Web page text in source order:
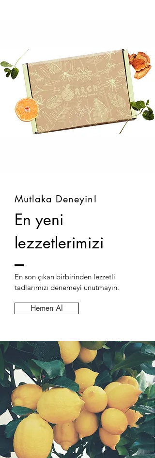
Mutlaka Deneyin!
En yeni
lezzetlerimizi
En son çıkan birbirinden lezzetli
tadlarımızı denemeyi unutmayın.
Hemen Al